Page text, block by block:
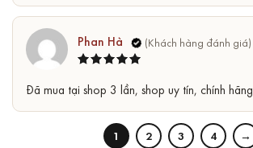
hạng55
Phan Hà
Đã mua tại shop 3 lần, shop uy tín, chính hãng
1 2 3 4 →